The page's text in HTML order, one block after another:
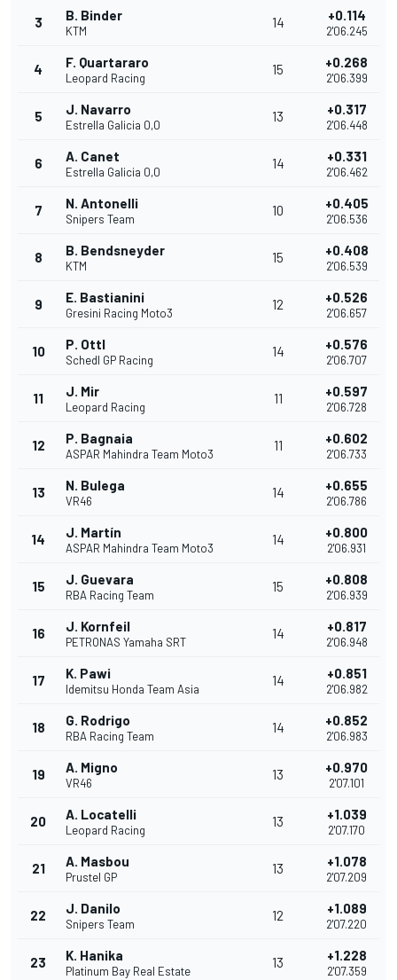
3 B. Binder
KTM
14 +0.114
2'06.245
4 F. Quartararo
Leopard Racing
15 +0.268
2'06.399
5 J. Navarro
Estrella Galicia 0,0
13 +0.317
2'06.448
6 A. Canet
Estrella Galicia 0,0
14 +0.331
2'06.462
7 N. Antonelli
Snipers Team
10 +0.405
2'06.536
8 B. Bendsneyder
KTM
15 +0.408
2'06.539
9 E. Bastianini
Gresini Racing Moto3
12 +0.526
2'06.657
10 P. Ottl
Schedl GP Racing
14 +0.576
2'06.707
11 J. Mir
Leopard Racing
11 +0.597
2'06.728
12 P. Bagnaia
ASPAR Mahindra Team Moto3
11 +0.602
2'06.733
13 N. Bulega
VR46
14 +0.655
2'06.786
14 J. Martín
ASPAR Mahindra Team Moto3
14 +0.800
2'06.931
15 J. Guevara
RBA Racing Team
15 +0.808
2'06.939
16 J. Kornfeil
PETRONAS Yamaha SRT
14 +0.817
2'06.948
17 K. Pawi
Idemitsu Honda Team Asia
14 +0.851
2'06.982
18 G. Rodrigo
RBA Racing Team
14 +0.852
2'06.983
19 A. Migno
VR46
13 +0.970
2'07.101
20 A. Locatelli
Leopard Racing
13 +1.039
2'07.170
21 A. Masbou
Prustel GP
13 +1.078
2'07.209
22 J. Danilo
Snipers Team
12 +1.089
2'07.220
23 K. Hanika
Platinum Bay Real Estate
13 +1.228
2'07.359